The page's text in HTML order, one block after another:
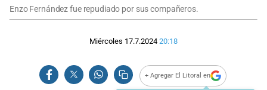
Enzo Fernández fue repudiado por sus compañeros.
Miércoles 17.7.2024 20:18
+ Agregar El Litoral en